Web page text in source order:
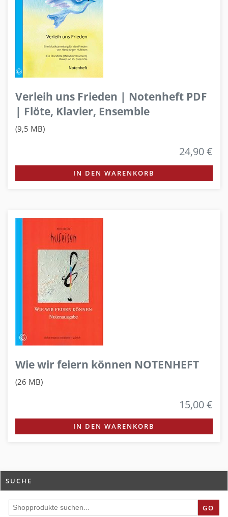
Verleih uns Frieden | Notenheft PDF
| Flöte, Klavier, Ensemble
(9,5 MB)
24,90 €
IN DEN WARENKORB
Wie wir feiern können NOTENHEFT
(26 MB)
15,00 €
IN DEN WARENKORB
SUCHE
GO